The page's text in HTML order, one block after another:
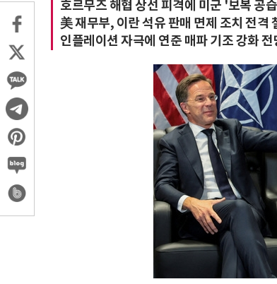
호르무즈 해협 상선 피격에 미군 '보복 공
美 재무부, 이란 석유 판매 면제 조치 전
인플레이션 자극에 연준 매파 기조 강화